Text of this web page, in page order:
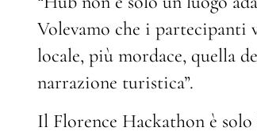
Volevamo che i partecipanti
locale, più mordace, quella
narrazione turistica”.
Il Florence Hackathon è